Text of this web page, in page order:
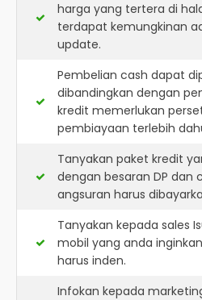
harga yang tertera di
terdapat kemungkinan
update.
Pembelian cash dapat
dibandingkan dengan
kredit memerlukan
pembiayaan terlebih
Tanyakan paket kredit
dengan besaran DP dan
angsuran harus
Tanyakan kepada sales
mobil yang anda
harus inden.
Infokan kepada